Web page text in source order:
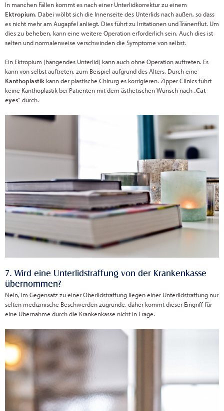
In manchen Fällen kommt es nach einer Unterlidkorrektur zu einem
Ektropium. Dabei wölbt sich die Innenseite des Unterlids nach außen, so dass
es nicht mehr am Augapfel anliegt. Dies führt zu Irritationen und Tränenflut. Um
dies zu beheben, kann eine weitere Operation erforderlich sein. Auch dies ist
selten und normalerweise verschwinden die Symptome von selbst.
Ein Ektropium (hängendes Unterlid) kann auch ohne Operation auftreten. Es
kann von selbst auftreten, zum Beispiel aufgrund des Alters. Durch eine
Kanthoplastik kann der plastische Chirurg es korrigieren. Zipper Clinics führt
keine Kanthoplastik bei Patienten mit dem ästhetischen Wunsch nach „Cat-
eyes“ durch.
7. Wird eine Unterlidstraffung von der Krankenkasse
übernommen?
Nein, im Gegensatz zu einer Oberlidstraffung liegen einer Unterlidstraffung nur
selten medizinische Beschwerden zugrunde, daher kommt dieser Eingriff für
eine Übernahme durch die Krankenkasse nicht in Frage.